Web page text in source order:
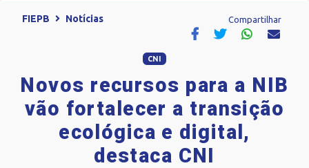
FIEPB Notícias Compartilhar
CNI
Novos recursos para a NIB
vão fortalecer a transição
ecológica e digital,
destaca CNI